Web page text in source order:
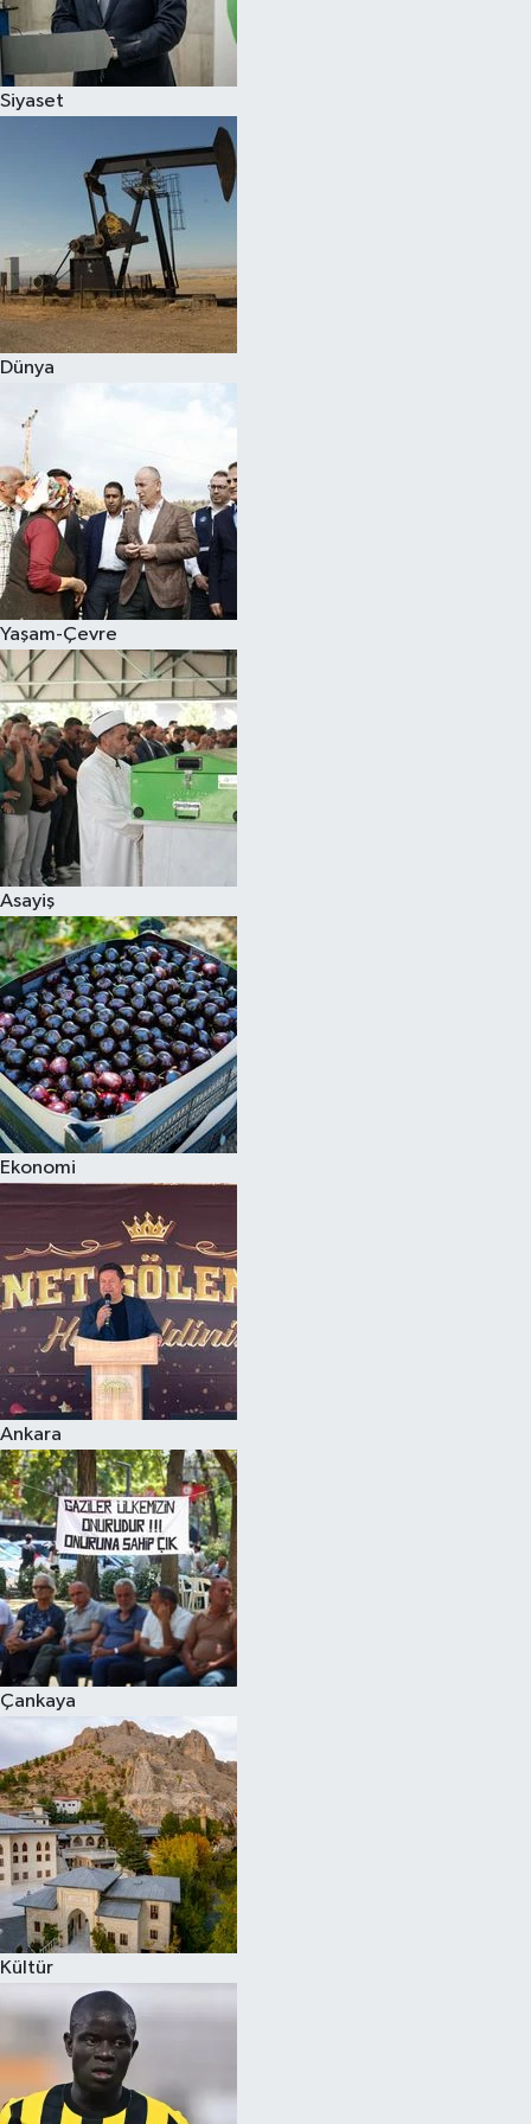
Siyaset
Dünya
Yaşam-Çevre
Asayiş
Ekonomi
Ankara
Çankaya
Kültür
Spor
Çocuk
Eğitim
Hava Durumu
Kadın
Kültür Sanat
Sağlık
Siyaset
Teknoloji
Televizyon
Yaşam-Çevre